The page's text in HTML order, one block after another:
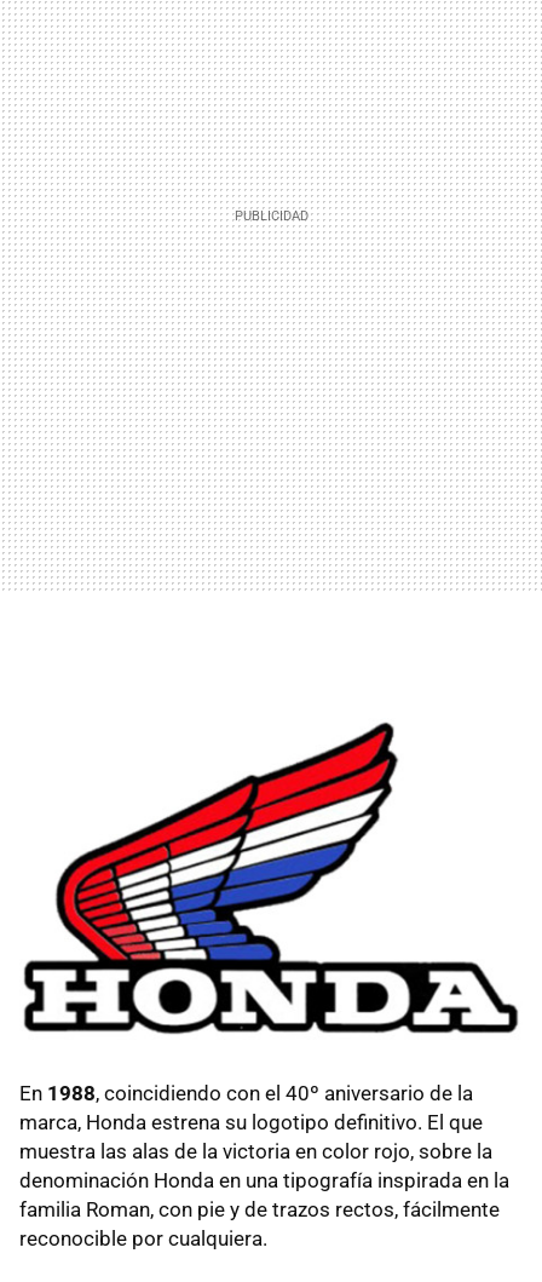
En 1988, coincidiendo con el 40º aniversario de la
marca, Honda estrena su logotipo definitivo. El que
muestra las alas de la victoria en color rojo, sobre la
denominación Honda en una tipografía inspirada en la
familia Roman, con pie y de trazos rectos, fácilmente
reconocible por cualquiera.